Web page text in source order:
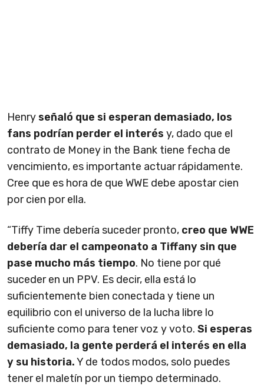
Henryseñaló que si esperan demasiado, los
fans podrían perder el interés y, dado que el
contrato de Money in the Bank tiene fecha de
vencimiento, es importante actuar rápidamente.
Cree que es hora de que WWE debe apostar cien
por cien por ella.
“Tiffy Time debería suceder pronto, creo que WWE
debería dar el campeonato a Tiffany sin que
pase mucho más tiempo. No tiene por qué
suceder en un PPV. Es decir, ella está lo
suficientemente bien conectada y tiene un
equilibrio con el universo de la lucha libre lo
suficiente como para tener voz y voto. Si esperas
demasiado, la gente perderá el interés en ella
y su historia.Y de todos modos, solo puedes
tener el maletín por un tiempo determinado.